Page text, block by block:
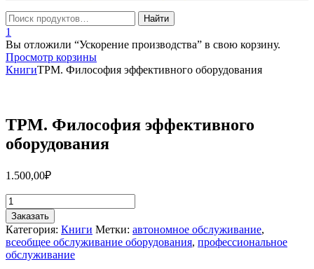
1
Вы отложили “Ускорение производства” в свою корзину.
Просмотр корзины
КнигиTPM. Философия эффективного оборудования
TPM. Философия эффективного
оборудования
1.500,00₽
Количество
товара
TPM.
Философия
эффективного
оборудования
Заказать
Категория: Книги Метки: автономное обслуживание,
всеобщее обслуживание оборудования, профессиональное
обслуживание